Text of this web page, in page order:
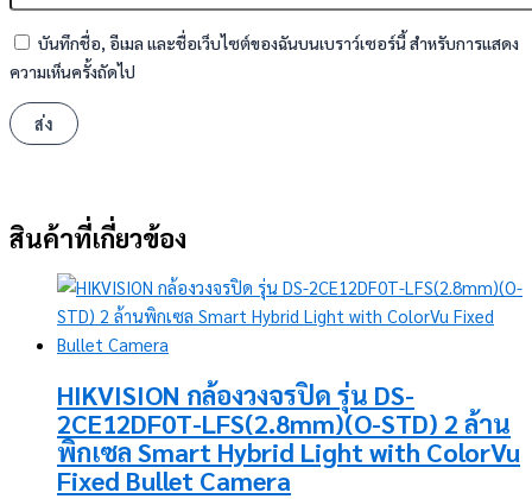
บันทึกชื่อ, อีเมล และชื่อเว็บไซต์ของฉันบนเบราว์เซอร์นี้ สำหรับการแสดง
ความเห็นครั้งถัดไป
สินค้าที่เกี่ยวข้อง
HIKVISION กล้องวงจรปิด รุ่น DS-
2CE12DF0T-LFS(2.8mm)(O-STD) 2 ล้าน
พิกเซล Smart Hybrid Light with ColorVu
Fixed Bullet Camera